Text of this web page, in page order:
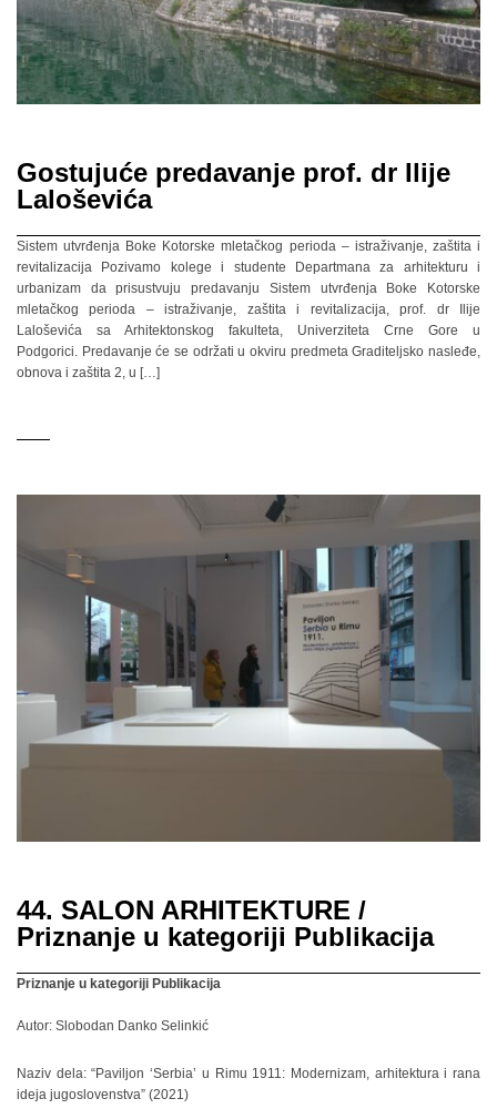
Gostujuće predavanje prof. dr Ilije
Laloševića
Sistem utvrđenja Boke Kotorske mletačkog perioda – istraživanje, zaštita i
revitalizacija Pozivamo kolege i studente Departmana za arhitekturu i
urbanizam da prisustvuju predavanju Sistem utvrđenja Boke Kotorske
mletačkog perioda – istraživanje, zaštita i revitalizacija, prof. dr Ilije
Laloševića sa Arhitektonskog fakulteta, Univerziteta Crne Gore u
Podgorici. Predavanje će se održati u okviru predmeta Graditeljsko nasleđe,
obnova i zaštita 2, u […]
44. SALON ARHITEKTURE /
Priznanje u kategoriji Publikacija
Priznanje u kategoriji Publikacija
Autor: Slobodan Danko Selinkić
Naziv dela: “Paviljon ‘Serbia’ u Rimu 1911: Modernizam, arhitektura i rana
ideja jugoslovenstva” (2021)